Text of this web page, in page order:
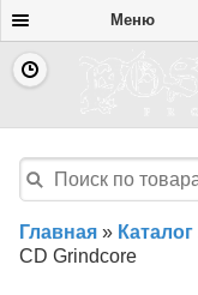
Меню
Главная » Каталог
CD Grindcore